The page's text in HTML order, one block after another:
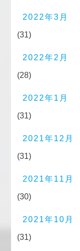
2022年3月
(31)
2022年2月
(28)
2022年1月
(31)
2021年12月
(31)
2021年11月
(30)
2021年10月
(31)